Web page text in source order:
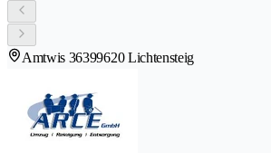
Amtwis 36399620 Lichtensteig